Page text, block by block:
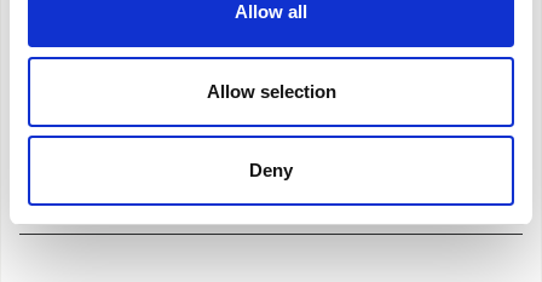
Allow all
Allow selection
Deny
verminderd verbruik.
Catalogus Product
Handleiding voor